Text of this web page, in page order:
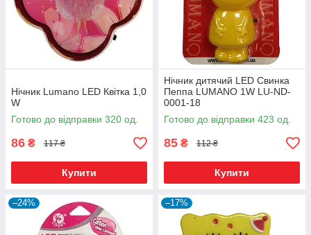
Нічник Lumano LED Квітка 1,0
W
Готово до відправки 320 од.
86 ₴ 117 ₴
Купити
Нічник дитячий LED Свинка
Пеппа LUMANO 1W LU-ND-
0001-18
Готово до відправки 423 од.
85 ₴ 112 ₴
Купити
–24% –17%